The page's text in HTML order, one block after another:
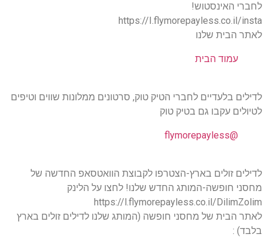
לחברי האינסטוש!
https://I.flymorepayless.co.il/insta
לאתר הבית שלנו
עמוד הבית
לדילים בלעדיים לחברי הטיק טוק, סרטונים ממלונות שווים וטיפים
לטיולים עקבו גם בטיק טוק
@flymorepayless
לדילים זולים בארץ-הצטרפו לקבוצת הוואטסאפ החדשה של
מחסני חופשה-המותג החדש שלנו! לחצו על הלינק
https://l.flymorepayless.co.il/DilimZolim
לאתר הבית של מחסני חופשה (המותג שלנו לדילים זולים בארץ
בלבד) :